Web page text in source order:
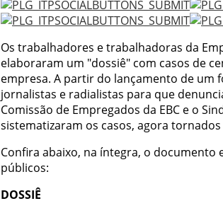
Os trabalhadores e trabalhadoras da
elaboraram um "dossiê" com casos de
empresa. A partir do lançamento de um
jornalistas e radialistas para que
Comissão de Empregados da EBC e o
sistematizaram os casos, agora
Confira abaixo, na íntegra, o documento
públicos:
DOSSIÊ